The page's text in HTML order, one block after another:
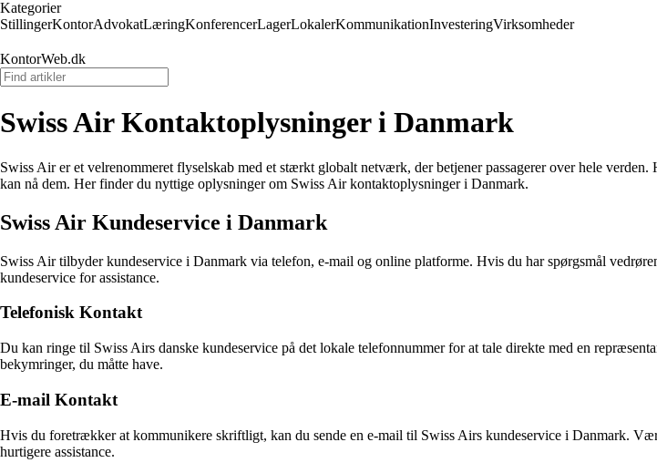
Kategorier
StillingerKontorAdvokatLæringKonferencerLagerLokalerKommunikationInvesteringVirksomheder
KontorWeb.dk
Swiss Air Kontaktoplysninger i Danmark
Swiss Air er et velrenommeret flyselskab med et stærkt globalt netværk, der betjener passagerer over hele
kan nå dem. Her finder du nyttige oplysninger om Swiss Air kontaktoplysninger i Danmark.
Swiss Air Kundeservice i Danmark
Swiss Air tilbyder kundeservice i Danmark via telefon, e-mail og online platforme. Hvis du har spørgsmål
kundeservice for assistance.
Telefonisk Kontakt
Du kan ringe til Swiss Airs danske kundeservice på det lokale telefonnummer for at tale direkte med en
bekymringer, du måtte have.
E-mail Kontakt
Hvis du foretrækker at kommunikere skriftligt, kan du sende en e-mail til Swiss Airs kundeservice i Danmark.
hurtigere assistance.